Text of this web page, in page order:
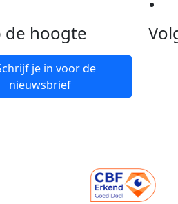
de hoogte
je in voor de
nieuwsbrief